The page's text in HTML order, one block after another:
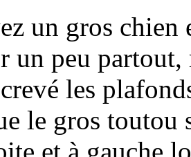
un gros
un peu partout,
les
le gros toutou
et à